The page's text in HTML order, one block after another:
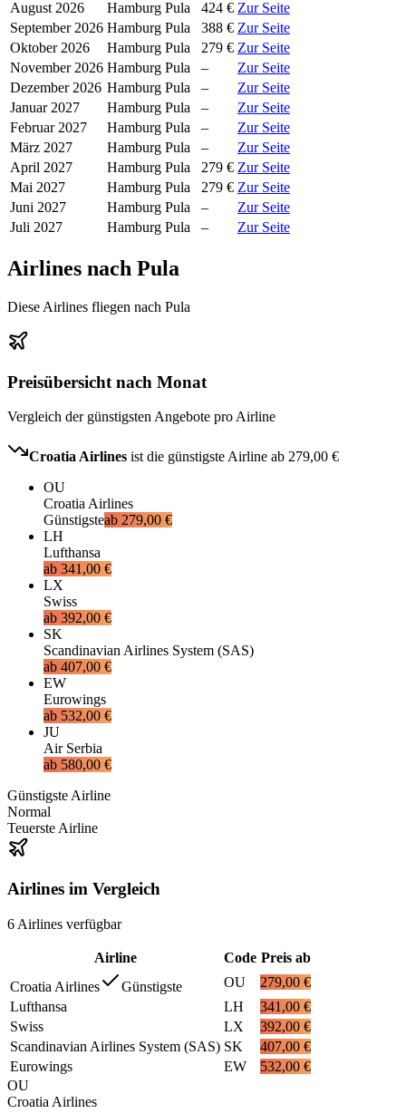
August 2026
Hamburg Pula 424 € Zur Seite
September 2026 Hamburg Pula 388 € Zur Seite
Oktober 2026
Hamburg Pula 279 € Zur Seite
November 2026 Hamburg Pula –
Zur Seite
Dezember 2026 Hamburg Pula –
Zur Seite
Januar 2027
Hamburg Pula –
Zur Seite
Februar 2027
Hamburg Pula –
Zur Seite
März 2027
Hamburg Pula –
Zur Seite
April 2027
Hamburg Pula 279 € Zur Seite
Mai 2027
Hamburg Pula 279 € Zur Seite
Juni 2027
Hamburg Pula –
Zur Seite
Juli 2027
Hamburg Pula – Zur Seite
Airlines nach Pula
Diese Airlines fliegen nach Pula
Preisübersicht nach Monat
Vergleich der günstigsten Angebote pro Airline
Croatia Airlines ist die günstigste Airline ab 279,00 €
OU
Croatia Airlines
Günstigsteab 279,00 €
LH
Lufthansa
ab 341,00 €
LX
Swiss
ab 392,00 €
SK
Scandinavian Airlines System (SAS)
ab 407,00 €
EW
Eurowings
ab 532,00 €
JU
Air Serbia
ab 580,00 €
Günstigste Airline
Normal
Teuerste Airline
Airlines im Vergleich
6 Airlines verfügbar
Airline Code Preis ab
Croatia Airlines
Günstigste OU
279,00 €
Lufthansa
LH
341,00 €
Swiss
LX
392,00 €
Scandinavian Airlines System (SAS) SK
407,00 €
Eurowings
EW
532,00 €
OU
Croatia Airlines